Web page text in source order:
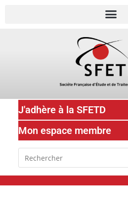
J'adhère à la SFETD
Mon espace membre